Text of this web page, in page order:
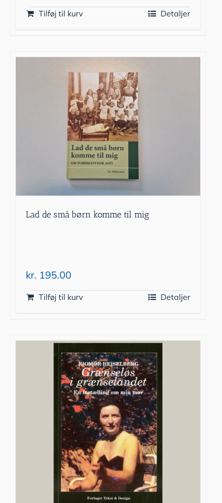
Tilføj til kurv Detaljer
Lad de små børn komme til mig
kr. 195.00
Tilføj til kurv Detaljer